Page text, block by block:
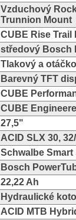
Vzduchový
Trunnion Mount
CUBE Rise Trail
středový Bosch
Tlakový a
Barevný TFT
CUBE
CUBE
27,5"
ACID SLX 30,
Schwalbe Smart
Bosch
22,22 Ah
Hydraulické
ACID MTB